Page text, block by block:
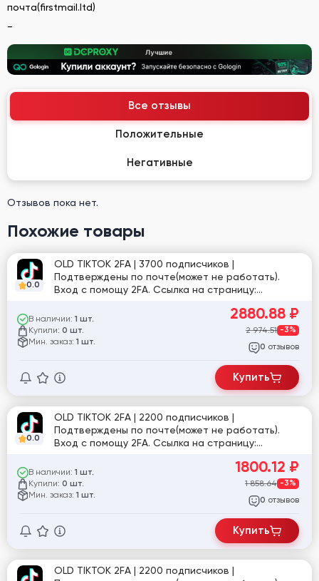
почта(firstmail.ltd)
Все отзывы
Положительные
Негативные
Отзывов пока нет.
Похожие товары
0.0
OLD TIKTOK 2FA | 3700 подписчиков |
Подтверждены по почте(может не работать).
Вход с помощу 2FA. Ссылка на страницу:
В наличии: 1 шт.
Купили: 0 шт.
Мин. заказ: 1 шт.
2880.88 ₽
2 974.51 -3%
0 отзывов
Купить
0.0
OLD TIKTOK 2FA | 2200 подписчиков |
Подтверждены по почте(может не работать).
Вход с помощу 2FA. Ссылка на страницу:
В наличии: 1 шт.
Купили: 0 шт.
Мин. заказ: 1 шт.
1800.12 ₽
1 858.64 -3%
0 отзывов
Купить
OLD TIKTOK 2FA | 2200 подписчиков |